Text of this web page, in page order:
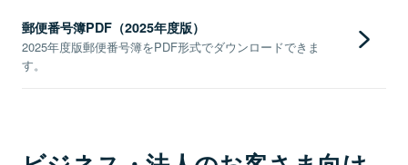
郵便番号簿PDF（2025年度版）
2025年度版郵便番号簿をPDF形式でダウンロードできま
す。